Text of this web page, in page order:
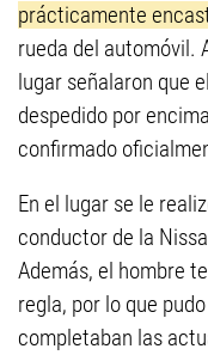
prácticamente
rueda del automóvil.
lugar señalaron que
despedido por
confirmado
En el lugar se le
conductor de la
Además, el hombre
regla, por lo que
completaban las